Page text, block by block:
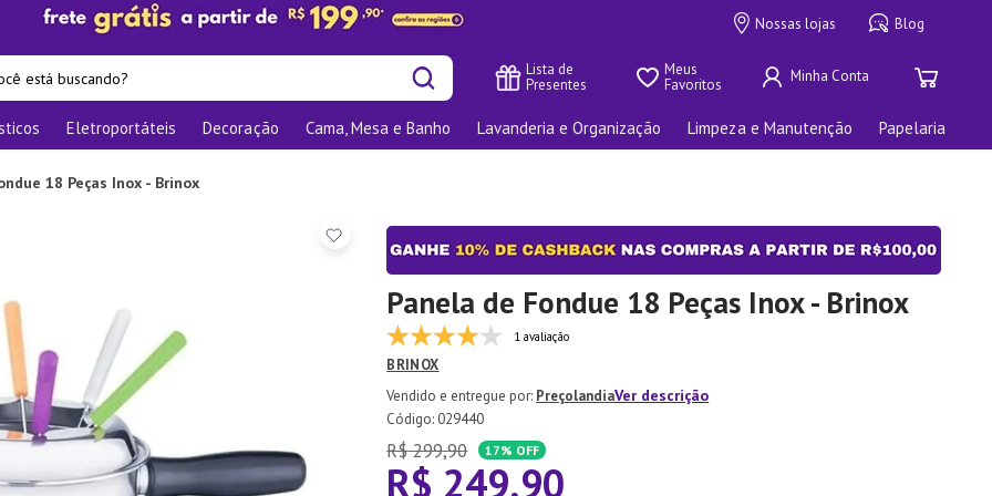
Nossas lojas Blog
está buscando?
Lista de
Presentes
Meus
Favoritos
Eletroportáteis Decoração Cama, Mesa e Banho Lavanderia e Organização Limpeza e Manutenção Papelaria
18 Peças Inox - Brinox
Panela de Fondue 18 Peças Inox - Brinox
1 avaliação
BRINOX
PreçolandiaVer descrição
: 029440
R$ 299,90 17% OFF
R$ 249,90
buscados
Jantar